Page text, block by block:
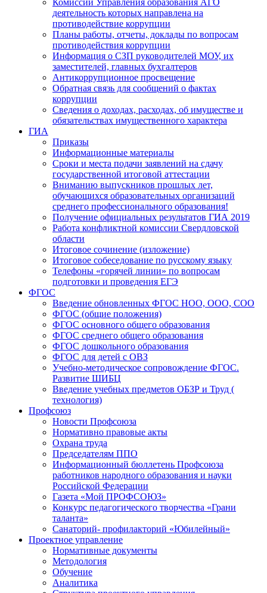
Комиссии Управления образования АГО
деятельность которых направлена на
противодействие коррупции
Планы работы, отчеты, доклады по вопросам
противодействия коррупции
Информация о СЗП руководителей МОУ, их
заместителей, главных бухгалтеров
Антикоррупционное просвещение
Обратная связь для сообщений о фактах
коррупции
Сведения о доходах, расходах, об имуществе и
обязательствах имущественного характера
ГИА
Приказы
Информационные материалы
Сроки и места подачи заявлений на сдачу
государственной итоговой аттестации
Вниманию выпускников прошлых лет,
обучающихся образовательных организаций
среднего профессионального образования!
Получение официальных результатов ГИА 2019
Работа конфликтной комиссии Свердловской
области
Итоговое сочинение (изложение)
Итоговое собеседование по русскому языку
Телефоны «горячей линии» по вопросам
подготовки и проведения ЕГЭ
ФГОС
Введение обновленных ФГОС НОО, ООО, СОО
ФГОС (общие положения)
ФГОС основного общего образования
ФГОС среднего общего образования
ФГОС дошкольного образования
ФГОС для детей с ОВЗ
Учебно-методическое сопровождение ФГОС.
Развитие ШИБЦ
Введение учебных предметов ОБЗР и Труд (
технология)
Профсоюз
Новости Профсоюза
Нормативно правовые акты
Охрана труда
Председателям ППО
Информационный бюллетень Профсоюза
работников народного образования и науки
Российской Федерации
Газета «Мой ПРОФСОЮЗ»
Конкурс педагогического творчества «Грани
таланта»
Санаторий- профилакторий «Юбилейный»
Проектное управление
Нормативные документы
Методология
Обучение
Аналитика